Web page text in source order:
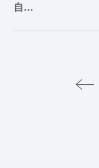
自…